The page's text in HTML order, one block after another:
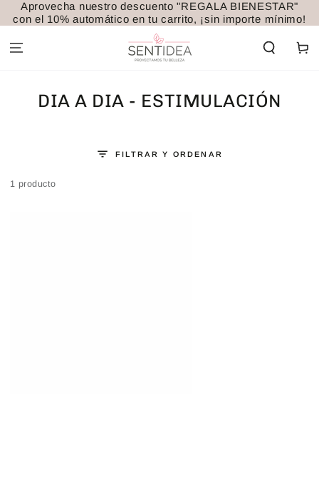
IR AL
CONTENIDO
Aprovecha nuestro descuento "REGALA BIENESTAR"
con el 10% automático en tu carrito, ¡sin importe mínimo!
Carrito
COLECCIÓN:
DIA A DIA - ESTIMULACIÓN
FILTRAR Y ORDENAR
1 producto